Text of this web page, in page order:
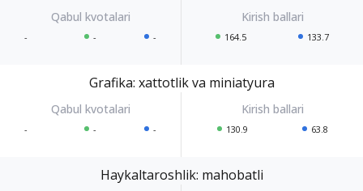
- - - 164.5 133.7
Grafika: xattotlik va miniatyura
- - - 130.9 63.8
Haykaltaroshlik: mahobatli